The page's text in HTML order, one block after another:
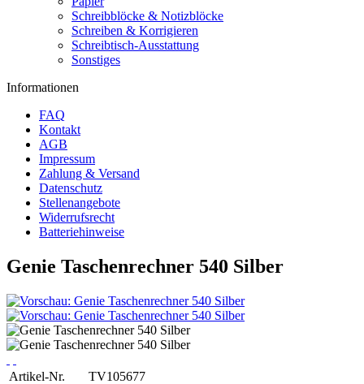
Schreibblöcke & Notizblöcke
Schreiben & Korrigieren
Schreibtisch-Ausstattung
Sonstiges
Informationen
FAQ
Kontakt
AGB
Impressum
Zahlung & Versand
Datenschutz
Stellenangebote
Widerrufsrecht
Batteriehinweise
Genie Taschenrechner 540 Silber
Artikel-Nr.
TV105677